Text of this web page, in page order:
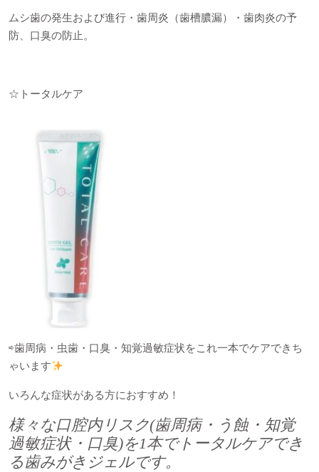
ムシ歯の発生および進行・歯周炎（歯槽膿漏）・歯肉炎の予
防、口臭の防止。
☆ トータルケア
⇨歯周病・虫歯・口臭・知覚過敏症状をこれ一本でケアできち
ゃいます
いろんな症状がある方におすすめ！
様々な口腔内リスク(歯周病・う蝕・知覚
過敏症状・口臭)を1本でトータルケアでき
る歯みがきジェルです。